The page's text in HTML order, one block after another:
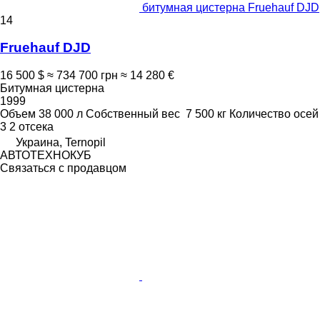
битумная цистерна Fruehauf DJD
14
Fruehauf DJD
16 500 $ ≈ 734 700 грн ≈ 14 280 €
Битумная цистерна
1999
Объем 38 000 л Собственный вес 7 500 кг Количество осей
3 2 отсека
Украина, Ternopil
АВТОТЕХНОКУБ
Связаться с продавцом